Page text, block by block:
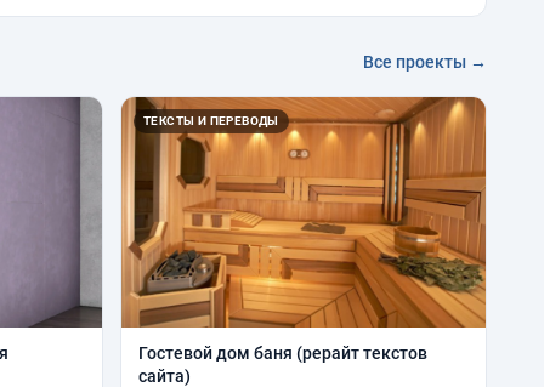
Все проекты →
ТЕКСТЫ И ПЕРЕВОДЫ
Гостевой дом баня (рерайт текстов
сайта)